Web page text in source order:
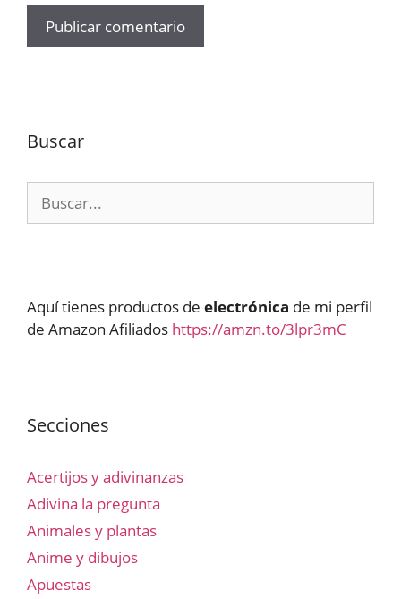
Buscar
Aquí tienes productos de electrónica de mi perfil
de Amazon Afiliados https://amzn.to/3lpr3mC
Secciones
Acertijos y adivinanzas
Adivina la pregunta
Animales y plantas
Anime y dibujos
Apuestas